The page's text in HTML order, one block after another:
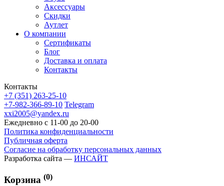
Аксессуары
Скидки
Аутлет
О компании
Сертификаты
Блог
Доставка и оплата
Контакты
Контакты
+7 (351) 263-25-10
+7-982-366-89-10 Telegram
xxi2005@yandex.ru
Ежедневно с 11-00 до 20-00
Политика конфиденциальности
Публичная оферта
Согласие на обработку персональных данных
Разработка сайта — ИНСАЙТ
Корзина (0)